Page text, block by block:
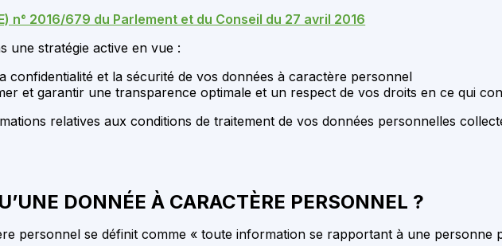
n° 2016/679 du Parlement et du Conseil du 27 avril 2016
une stratégie active en vue :
confidentialité et la sécurité de vos données à caractère personnel
et garantir une transparence optimale et un respect de vos droits en ce qui
relatives aux conditions de traitement de vos données personnelles
DONNÉE À CARACTÈRE PERSONNEL ?
personnel se définit comme « toute information se rapportant à une personne